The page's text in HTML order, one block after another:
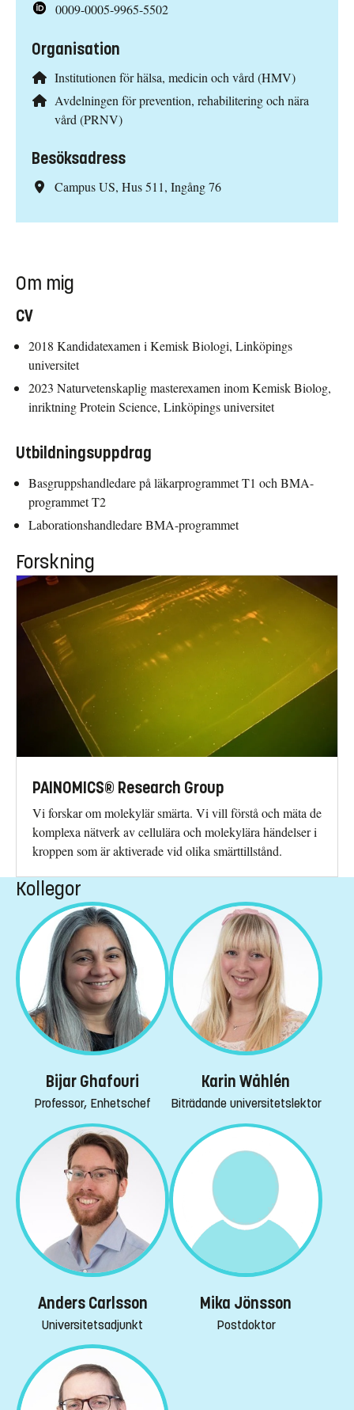
0009-0005-9965-5502
Organisation
Institutionen för hälsa, medicin och vård (HMV)
Avdelningen för prevention, rehabilitering och nära
vård (PRNV)
Besöksadress
Campus US, Hus 511, Ingång 76
Om mig
CV
2018 Kandidatexamen i Kemisk Biologi, Linköpings
universitet
2023 Naturvetenskaplig masterexamen inom Kemisk Biolog,
inriktning Protein Science, Linköpings universitet
Utbildningsuppdrag
Basgruppshandledare på läkarprogrammet T1 och BMA-
programmet T2
Laborationshandledare BMA-programmet
Forskning
PAINOMICS® Research Group
Vi forskar om molekylär smärta. Vi vill förstå och mäta de
komplexa nätverk av cellulära och molekylära händelser i
kroppen som är aktiverade vid olika smärttillstånd.
Kollegor
Bijar Ghafouri
Professor, Enhetschef
Karin Wåhlén
Biträdande universitetslektor
Anders Carlsson
Universitetsadjunkt
Mika Jönsson
Postdoktor